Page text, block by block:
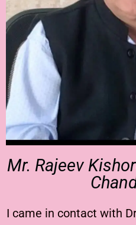
Mr. Rajeev
I came in contact with